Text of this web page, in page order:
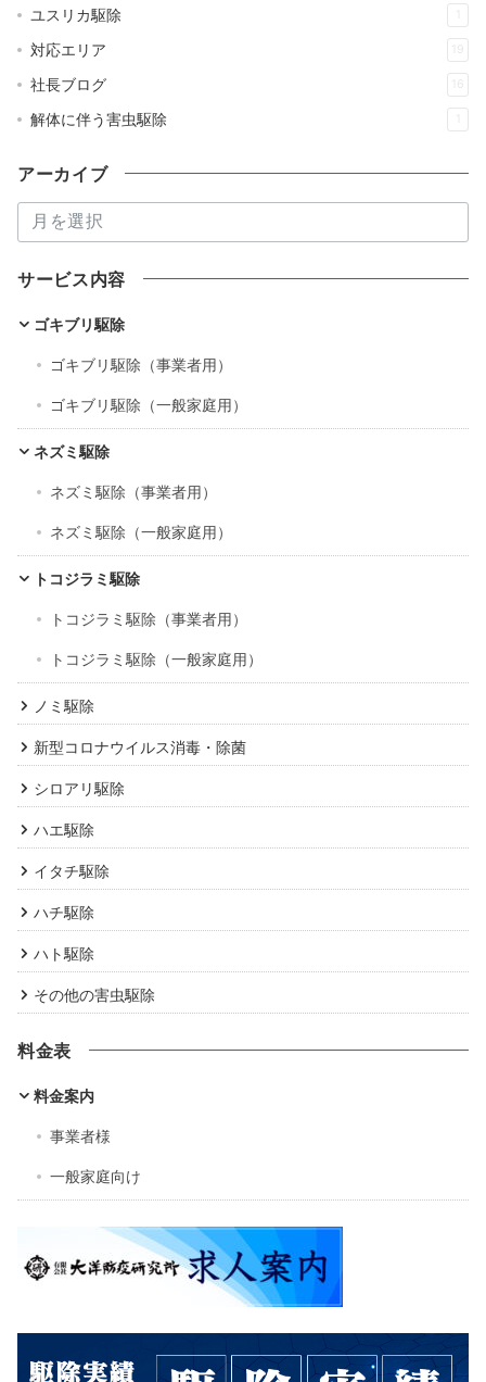
ユスリカ駆除
対応エリア 19
社長ブログ 16
解体に伴う害虫駆除
アーカイブ
ー
カ
イ
ブ
サービス内容
ゴキブリ駆除
ゴキブリ駆除（事業者用）
ゴキブリ駆除（一般家庭用）
ネズミ駆除
ネズミ駆除（事業者用）
ネズミ駆除（一般家庭用）
トコジラミ駆除
トコジラミ駆除（事業者用）
トコジラミ駆除（一般家庭用）
ノミ駆除
新型コロナウイルス消毒・除菌
シロアリ駆除
ハエ駆除
イタチ駆除
ハチ駆除
ハト駆除
その他の害虫駆除
料金表
料金案内
事業者様
一般家庭向け